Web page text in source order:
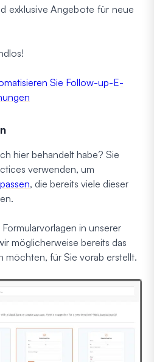
exklusive Angebote für neue
Sie Follow-up-E-
hier behandelt habe? Sie
verwenden, um
, die bereits viele dieser
in unserer
möglicherweise bereits das
möchten, für Sie vorab erstellt.